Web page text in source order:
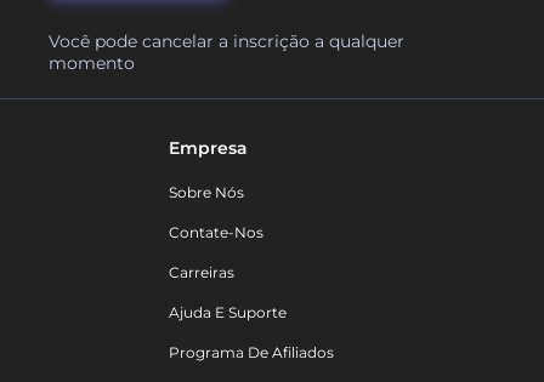
Você pode cancelar a inscrição a qualquer
momento
Empresa
Sobre Nós
Contate-Nos
Carreiras
Ajuda E Suporte
Programa De Afiliados